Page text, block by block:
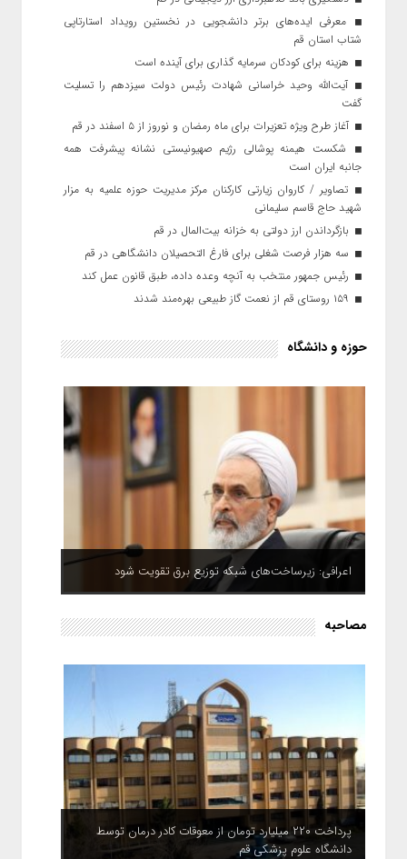
معرفی ایده‌های برتر دانشجویی در نخستین رویداد استارتاپی
شتاب استان قم
هزینه برای کودکان سرمایه گذاری برای آینده است
آیت‌الله وحید خراسانی شهادت رئیس دولت سیزدهم را تسلیت
گفت
آغاز طرح ویژه تعزیرات برای ماه رمضان و نوروز از ۵ اسفند در قم
شکست هیمنه پوشالی رژیم صهیونیستی نشانه پیشرفت همه
جانبه ایران است
تصاویر / کاروان زیارتی کارکنان مرکز مدیریت حوزه علمیه به مزار
شهید حاج قاسم سلیمانی
بازگرداندن ارز دولتی به خزانه بیت‌المال در قم
سه هزار فرصت شغلی برای فارغ التحصیلان دانشگاهی در قم
رئیس جمهور منتخب به آنچه وعده داده، طبق قانون عمل کند
حوزه و دانشگاه
اعرافی: زیرساخت‌های شبکه توزیع برق تقویت شود
مصاحبه
پرداخت ۲۲۰ میلیارد تومان از معوقات کادر درمان توسط
دانشگاه علوم پزشکی قم